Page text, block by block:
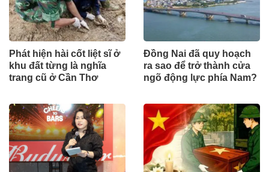
Phát hiện hài cốt liệt sĩ ở
khu đất từng là nghĩa
trang cũ ở Cần Thơ
Đồng Nai đã quy hoạch
ra sao để trở thành cửa
ngõ động lực phía Nam?